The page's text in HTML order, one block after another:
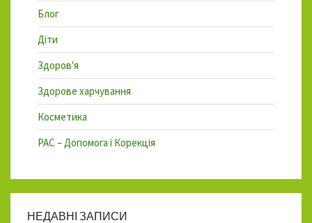
Блог
Діти
Здоров'я
Здорове харчування
Косметика
РАС – Допомога і Корекція
НЕДАВНІ ЗАПИСИ